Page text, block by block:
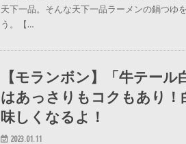
天下一品。そんな天下一品ラーメンの鍋つゆ
う。【…
【モランボン】「牛テール
はあっさりもコクもあり！
味しくなるよ！
2023.01.11